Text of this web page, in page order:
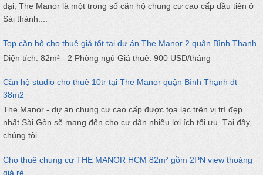
đại, The Manor là một trong số căn hộ chung cư cao cấp đầu tiên ở
Sài thành....
Top căn hộ cho thuê giá tốt tại dự án The Manor 2 quận Bình Thạnh
Diện tích: 82m² - 2 Phòng ngủ Giá thuê: 900 USD/tháng
Căn hộ studio cho thuê 10tr tại The Manor quận Bình Thạnh dt
38m2
The Manor - dự án chung cư cao cấp được tọa lạc trên vị trí đẹp
nhất Sài Gòn sẽ mang đến cho cư dân nhiều lợi ích tối ưu. Tại đây,
chúng tôi...
Cho thuê chung cư THE MANOR HCM 82m² gồm 2PN view thoáng
giá rẻ